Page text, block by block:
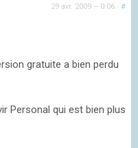
29 avr. 2009 – 0:06 · #
gratuite a bien perdu
Personal qui est bien plus